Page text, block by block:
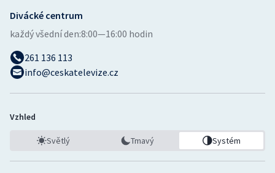
Divácké centrum
každý všední den:8:00—16:00 hodin
261 136 113
info@ceskatelevize.cz
Vzhled
Světlý Tmavý Systém